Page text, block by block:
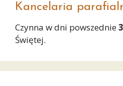
Kancelaria
Czynna w dni powszednie
Świętej.